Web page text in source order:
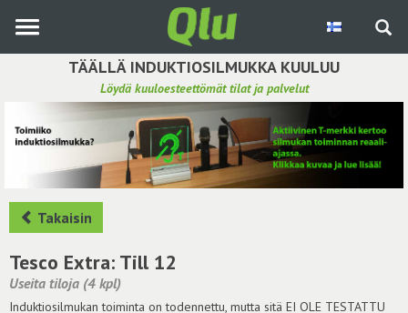
pääsisältöön
TÄÄLLÄ INDUKTIOSILMUKKA KUULUU
Löydä kuuloesteettömät tilat ja palvelut
Etsi induktiosilmukka
Tee ehdotus ja vaikuta kuulemiskokemukseen
Hae ehdotuksia
Käyttöohje
Yhteydenottopyyntö
Takaisin
Tesco Extra: Till 12
Useita tiloja (4 kpl)
Induktiosilmukan toiminta on todennettu, mutta sitä EI OLE TESTATTU